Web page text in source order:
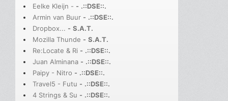
Eelke Kleijn - - .::DSE::.
Armin van Buur - .::DSE::.
Dropbox... - S.A.T.
Mozilla Thunde - S.A.T.
Re:Locate & Ri - .::DSE::.
Juan Alminana - .::DSE::.
Paipy - Nitro - .::DSE::.
Travel5 - Futu - .::DSE::.
4 Strings & Su - .::DSE::.